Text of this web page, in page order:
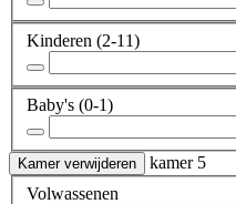
Kinderen (2-11)
Baby's (0-1)
Kamer verwijderen
kamer 5
Volwassenen